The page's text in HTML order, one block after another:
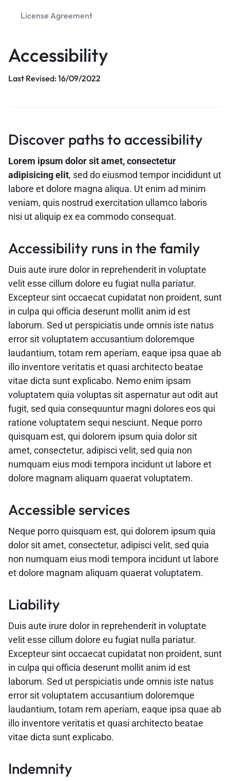
License Agreement
Accessibility
Last Revised: 16/09/2022
Discover paths to accessibility
Lorem ipsum dolor sit amet, consectetur
adipisicing elit, sed do eiusmod tempor incididunt ut
labore et dolore magna aliqua. Ut enim ad minim
veniam, quis nostrud exercitation ullamco laboris
nisi ut aliquip ex ea commodo consequat.
Accessibility runs in the family
Duis aute irure dolor in reprehenderit in voluptate
velit esse cillum dolore eu fugiat nulla pariatur.
Excepteur sint occaecat cupidatat non proident, sunt
in culpa qui officia deserunt mollit anim id est
laborum. Sed ut perspiciatis unde omnis iste natus
error sit voluptatem accusantium doloremque
laudantium, totam rem aperiam, eaque ipsa quae ab
illo inventore veritatis et quasi architecto beatae
vitae dicta sunt explicabo. Nemo enim ipsam
voluptatem quia voluptas sit aspernatur aut odit aut
fugit, sed quia consequuntur magni dolores eos qui
ratione voluptatem sequi nesciunt. Neque porro
quisquam est, qui dolorem ipsum quia dolor sit
amet, consectetur, adipisci velit, sed quia non
numquam eius modi tempora incidunt ut labore et
dolore magnam aliquam quaerat voluptatem.
Accessible services
Neque porro quisquam est, qui dolorem ipsum quia
dolor sit amet, consectetur, adipisci velit, sed quia
non numquam eius modi tempora incidunt ut labore
et dolore magnam aliquam quaerat voluptatem.
Liability
Duis aute irure dolor in reprehenderit in voluptate
velit esse cillum dolore eu fugiat nulla pariatur.
Excepteur sint occaecat cupidatat non proident, sunt
in culpa qui officia deserunt mollit anim id est
laborum. Sed ut perspiciatis unde omnis iste natus
error sit voluptatem accusantium doloremque
laudantium, totam rem aperiam, eaque ipsa quae ab
illo inventore veritatis et quasi architecto beatae
vitae dicta sunt explicabo.
Indemnity